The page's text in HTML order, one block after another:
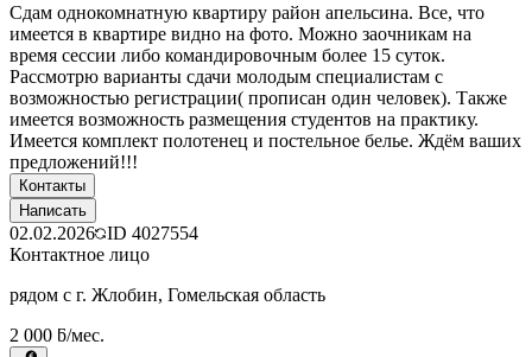
Сдам однокомнатную квартиру район апельсина. Все, что
имеется в квартире видно на фото. Можно заочникам на
время сессии либо командировочным более 15 суток.
Рассмотрю варианты сдачи молодым специалистам с
возможностью регистрации( прописан один человек). Также
имеется возможность размещения студентов на практику.
Имеется комплект полотенец и постельное белье. Ждём ваших
предложений!!!
Контакты
Написать
02.02.2026 ID 4027554
Контактное лицо
рядом с г. Жлобин, Гомельская область
2 000 ƃ/мес.